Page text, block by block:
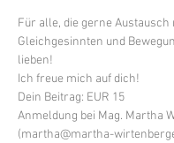
Für alle, die gerne Austausch
Gleichgesinnten und
lieben!
Ich freue mich auf dich!
Dein Beitrag: EUR 15
Anmeldung bei Mag. Martha
(martha@martha-